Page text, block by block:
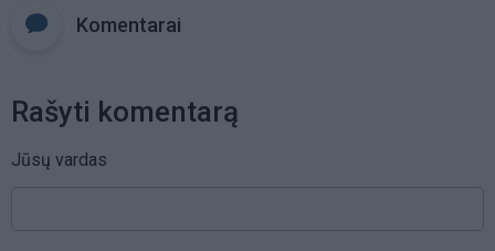
Komentarai
Rašyti komentarą
Jūsų vardas